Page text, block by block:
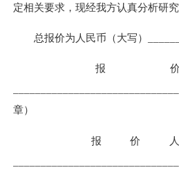
定相关要求，现经我方认真分析研究
总报价为人民币（大写）
报 价
章）
报价人